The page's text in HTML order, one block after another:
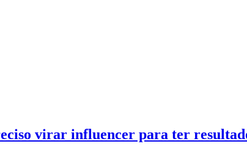
virar influencer para ter